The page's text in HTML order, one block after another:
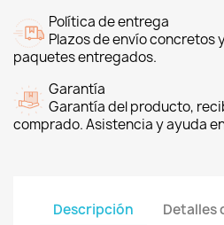
Política de entrega
Plazos de envío concretos
paquetes entregados.
Garantía
Garantía del producto,
comprado. Asistencia y ayuda
Descripción Detalles